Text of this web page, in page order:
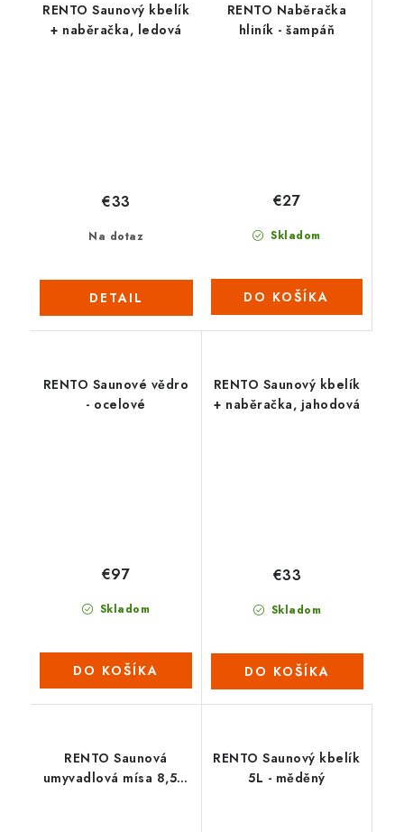
RENTO Saunový kbelík
+ naběračka, ledová
Na dotaz
€33
DETAIL
RENTO Naběračka
hliník - šampáň
Skladom
€27
DO KOŠÍKA
RENTO Saunové vědro
- ocelové
Skladom
€97
DO KOŠÍKA
RENTO Saunový kbelík
+ naběračka, jahodová
Skladom
€33
DO KOŠÍKA
RENTO Saunová
umyvadlová mísa 8,5 L
RENTO Saunový kbelík
5L - měděný